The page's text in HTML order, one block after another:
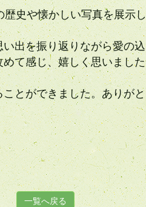
史や懐かしい写真を展示
出を振り返りながら愛の
て感じ、嬉しく思いまし
とができました。ありが
一覧へ戻る